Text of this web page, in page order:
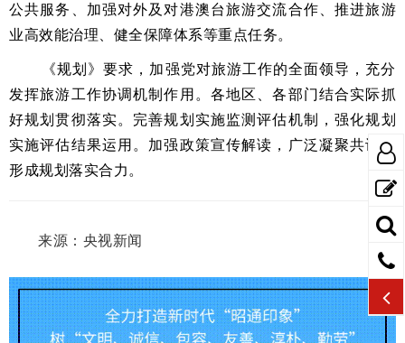
公共服务、加强对外及对港澳台旅游交流合作、推进旅游
业高效能治理、健全保障体系等重点任务。
《规划》要求，加强党对旅游工作的全面领导，充分
发挥旅游工作协调机制作用。各地区、各部门结合实际抓
好规划贯彻落实。完善规划实施监测评估机制，强化规划
实施评估结果运用。加强政策宣传解读，广泛凝聚共识，
形成规划落实合力。
来源：央视新闻